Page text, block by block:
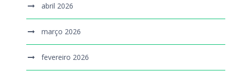
abril 2026
março 2026
fevereiro 2026